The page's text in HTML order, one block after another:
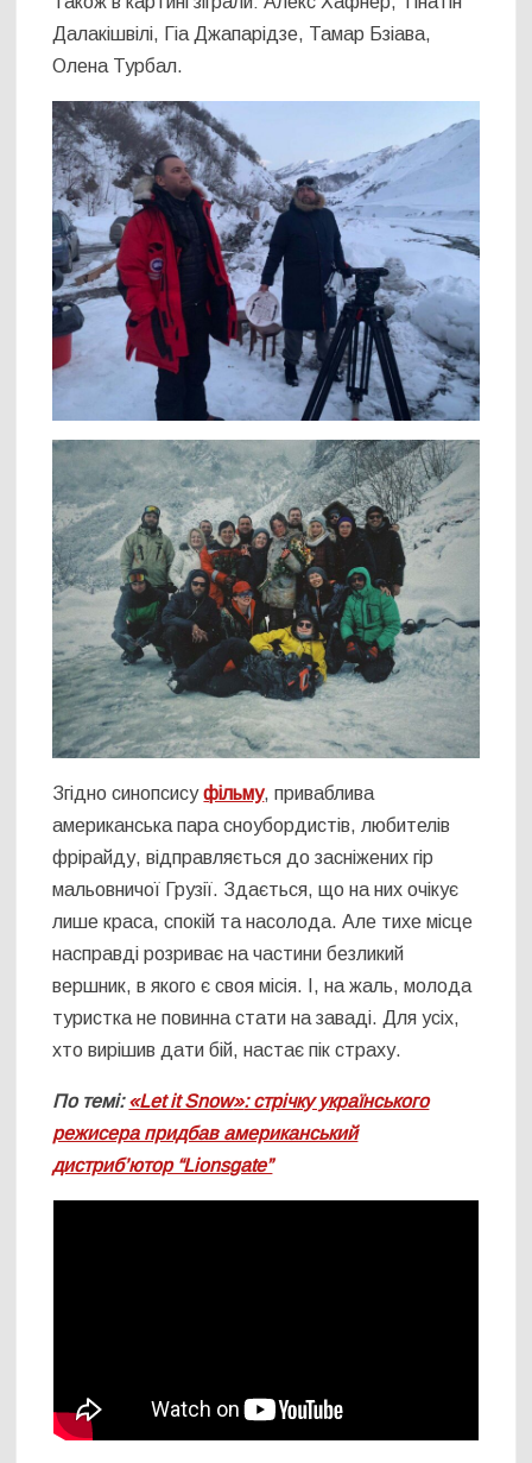
Далакішвілі, Гіа Джапарідзе, Тамар Бзіава,
Олена Турбал.
Згідно синопсисуфільму, приваблива
американська пара сноубордистів, любителів
фрірайду, відправляється до засніжених гір
мальовничої Грузії. Здається, що на них очікує
лише краса, спокій та насолода. Але тихе місце
насправді розриває на частини безликий
вершник, в якого є своя місія. І, на жаль, молода
туристка не повинна стати на заваді. Для усіх,
хто вирішив дати бій, настає пік страху.
По темі:«Let it Snow»: стрічку українського
режисера придбав американський
дистриб’ютор “Lionsgate”